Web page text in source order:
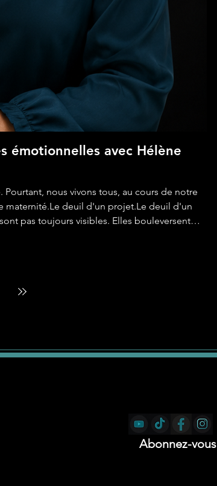
émotionnelles avec Hélène
nous vivons tous, au cours de notre
maternité.Le deuil d'un projet.Le deuil d'un
pas toujours visibles. Elles bouleversent
Abonnez-vous